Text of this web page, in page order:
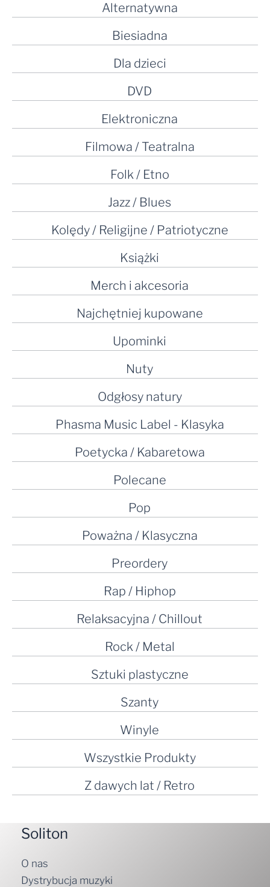
Alternatywna
Biesiadna
Dla dzieci
DVD
Elektroniczna
Filmowa / Teatralna
Folk / Etno
Jazz / Blues
Kolędy / Religijne / Patriotyczne
Książki
Merch i akcesoria
Najchętniej kupowane
Upominki
Nuty
Odgłosy natury
Phasma Music Label - Klasyka
Poetycka / Kabaretowa
Polecane
Pop
Poważna / Klasyczna
Preordery
Rap / Hiphop
Relaksacyjna / Chillout
Rock / Metal
Sztuki plastyczne
Szanty
Winyle
Wszystkie Produkty
Z dawych lat / Retro
Soliton
O nas
Dystrybucja muzyki